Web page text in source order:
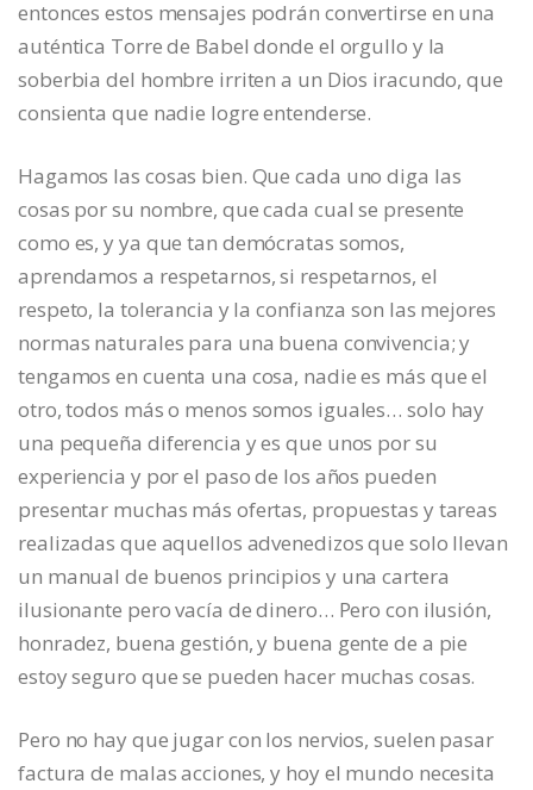
entonces estos mensajes podrán convertirse en una
auténtica Torre de Babel donde el orgullo y la
soberbia del hombre irriten a un Dios iracundo, que
consienta que nadie logre entenderse.
Hagamos las cosas bien. Que cada uno diga las
cosas por su nombre, que cada cual se presente
como es, y ya que tan demócratas somos,
aprendamos a respetarnos, si respetarnos, el
respeto, la tolerancia y la confianza son las mejores
normas naturales para una buena convivencia; y
tengamos en cuenta una cosa, nadie es más que el
otro, todos más o menos somos iguales… solo hay
una pequeña diferencia y es que unos por su
experiencia y por el paso de los años pueden
presentar muchas más ofertas, propuestas y tareas
realizadas que aquellos advenedizos que solo llevan
un manual de buenos principios y una cartera
ilusionante pero vacía de dinero… Pero con ilusión,
honradez, buena gestión, y buena gente de a pie
estoy seguro que se pueden hacer muchas cosas.
Pero no hay que jugar con los nervios, suelen pasar
factura de malas acciones, y hoy el mundo necesita